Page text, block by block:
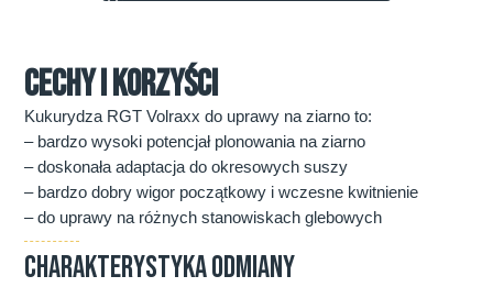
CECHY I KORZYŚCI
Kukurydza RGT Volraxx do uprawy na ziarno to:
– bardzo wysoki potencjał plonowania na ziarno
– doskonała adaptacja do okresowych suszy
– bardzo dobry wigor początkowy i wczesne kwitnienie
– do uprawy na różnych stanowiskach glebowych
CHARAKTERYSTYKA ODMIANY